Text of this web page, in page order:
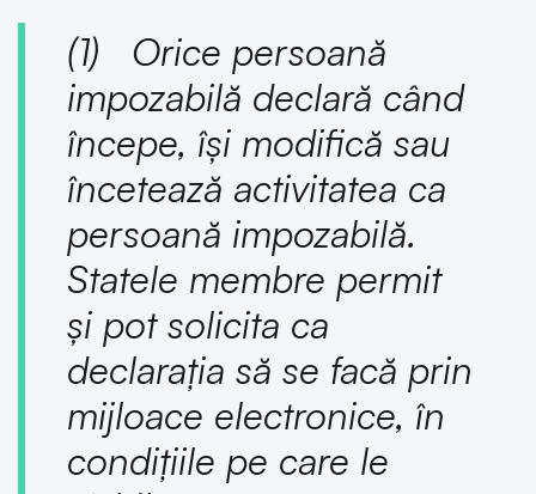
(1) Orice persoană
impozabilă declară când
începe, își modifică sau
încetează activitatea ca
persoană impozabilă.
Statele membre permit
și pot solicita ca
declarația să se facă prin
mijloace electronice, în
condițiile pe care le